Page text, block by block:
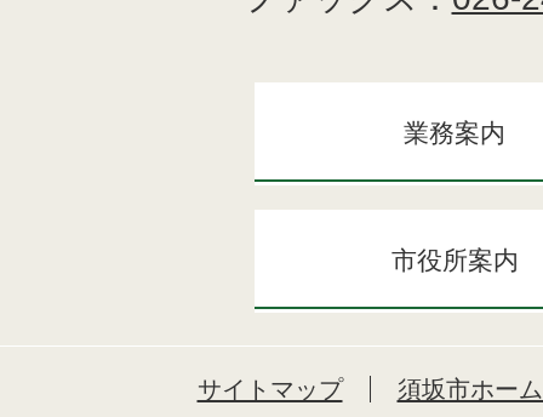
業務案内
市役所案内
サイトマップ
須坂市ホー